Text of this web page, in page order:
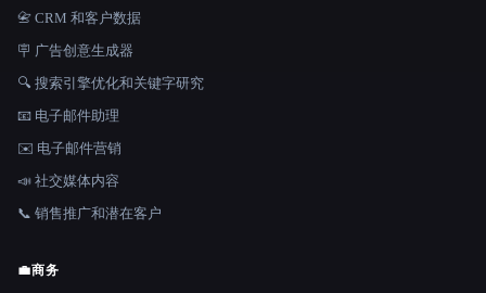
📇 CRM 和客户数据
🪧 广告创意生成器
🔍 搜索引擎优化和关键字研究
📧 电子邮件助理
✉️ 电子邮件营销
📣 社交媒体内容
📞 销售推广和潜在客户
💼商务